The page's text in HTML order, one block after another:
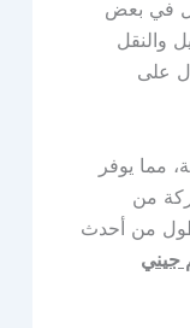
في بعض
والنقل
على
مما يوفر
من
من أحدث
جيني